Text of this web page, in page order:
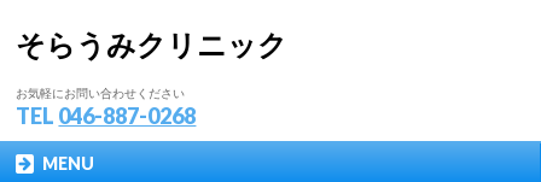
そらうみクリニック
お気軽にお問い合わせください
TEL 046-887-0268
MENU